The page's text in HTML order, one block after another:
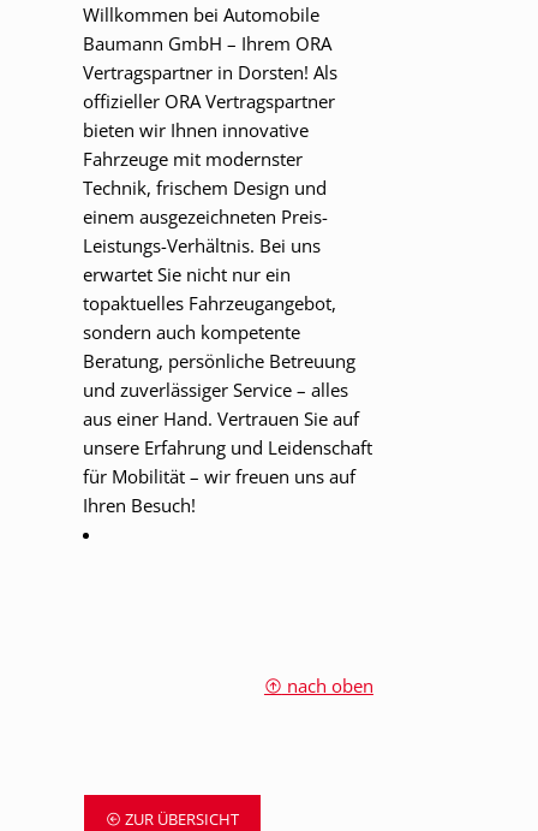
Willkommen bei Automobile
Baumann GmbH – Ihrem ORA
Vertragspartner in Dorsten! Als
offizieller ORA Vertragspartner
bieten wir Ihnen innovative
Fahrzeuge mit modernster
Technik, frischem Design und
einem ausgezeichneten Preis-
Leistungs-Verhältnis. Bei uns
erwartet Sie nicht nur ein
topaktuelles Fahrzeugangebot,
sondern auch kompetente
Beratung, persönliche Betreuung
und zuverlässiger Service – alles
aus einer Hand. Vertrauen Sie auf
unsere Erfahrung und Leidenschaft
für Mobilität – wir freuen uns auf
Ihren Besuch!
nach oben
ZUR ÜBERSICHT